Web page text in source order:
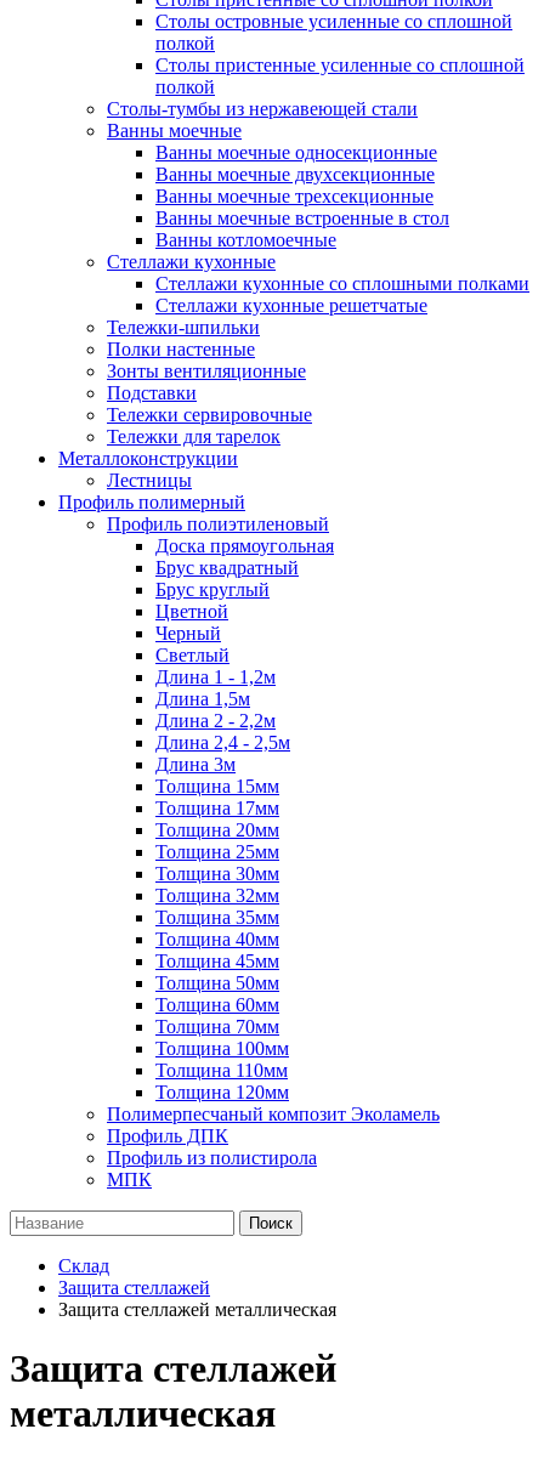
Столы островные усиленные со сплошной
полкой
Столы пристенные усиленные со сплошной
полкой
Столы-тумбы из нержавеющей стали
Ванны моечные
Ванны моечные односекционные
Ванны моечные двухсекционные
Ванны моечные трехсекционные
Ванны моечные встроенные в стол
Ванны котломоечные
Стеллажи кухонные
Стеллажи кухонные со сплошными полками
Стеллажи кухонные решетчатые
Тележки-шпильки
Полки настенные
Зонты вентиляционные
Подставки
Тележки сервировочные
Тележки для тарелок
Металлоконструкции
Лестницы
Профиль полимерный
Профиль полиэтиленовый
Доска прямоугольная
Брус квадратный
Брус круглый
Цветной
Черный
Светлый
Длина 1 - 1,2м
Длина 1,5м
Длина 2 - 2,2м
Длина 2,4 - 2,5м
Длина 3м
Толщина 15мм
Толщина 17мм
Толщина 20мм
Толщина 25мм
Толщина 30мм
Толщина 32мм
Толщина 35мм
Толщина 40мм
Толщина 45мм
Толщина 50мм
Толщина 60мм
Толщина 70мм
Толщина 100мм
Толщина 110мм
Толщина 120мм
Полимерпесчаный композит Эколамель
Профиль ДПК
Профиль из полистирола
МПК
Поиск
Склад
Защита стеллажей
Защита стеллажей металлическая
Защита стеллажей
металлическая